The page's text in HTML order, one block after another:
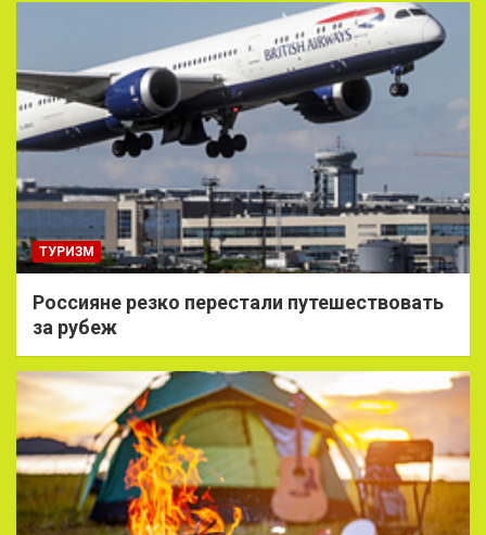
ТУРИЗМ
Россияне резко перестали путешествовать
за рубеж